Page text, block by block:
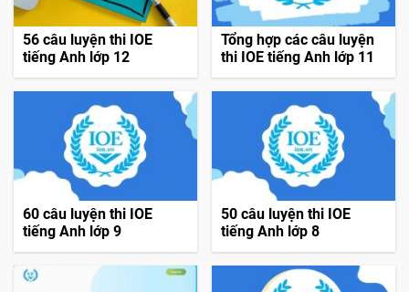
56 câu luyện thi IOE
tiếng Anh lớp 12
Tổng hợp các câu luyện
thi IOE tiếng Anh lớp 11
60 câu luyện thi IOE
tiếng Anh lớp 9
50 câu luyện thi IOE
tiếng Anh lớp 8